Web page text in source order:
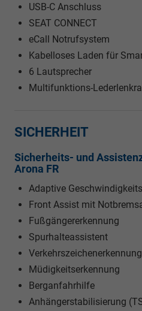
USB-C Anschluss
SEAT CONNECT
eCall Notrufsystem
Kabelloses Laden für
6 Lautsprecher
Multifunktions-
SICHERHEIT
Sicherheits- und
Arona FR
Adaptive
Front Assist mit
Fußgängererkennung
Spurhalteassistent
Verkehrszeichenerkennung
Müdigkeitserkennung
Berganfahrhilfe
Anhängerstabilisierung